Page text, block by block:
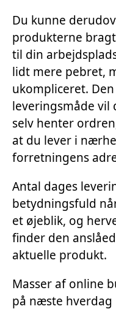
Du kunne
produkterne
til din
lidt mere pebret,
ukompliceret.
leveringsmåde
selv henter
at du lever i
forretningens
Antal dages
betydningsfuld
et øjeblik, og
finder den
aktuelle produkt.
Masser af online
på næste